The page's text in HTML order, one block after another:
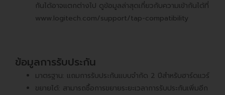
กันได้อาจแตกต่างไป ดูข้อมูลล่าสุดเกี่ยวกับความเข้ากันได้ที่
www.logitech.com/support/tap-compatibility
ข้อมูลการรับประกัน
มาตรฐาน: แถมการรับประกันแบบจำกัด 2 ปีสำหรับฮาร์ดแวร์
ขยายได้: สามารถซื้อการขยายระยะเวลาการรับประกันเพิ่มอีก